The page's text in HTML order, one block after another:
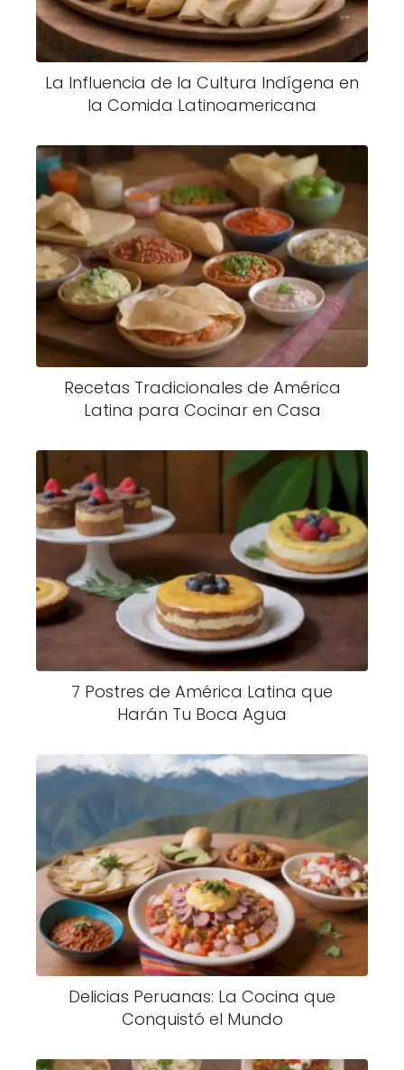
La Influencia de la Cultura Indígena en
la Comida Latinoamericana
Recetas Tradicionales de América
Latina para Cocinar en Casa
7 Postres de América Latina que
Harán Tu Boca Agua
Delicias Peruanas: La Cocina que
Conquistó el Mundo